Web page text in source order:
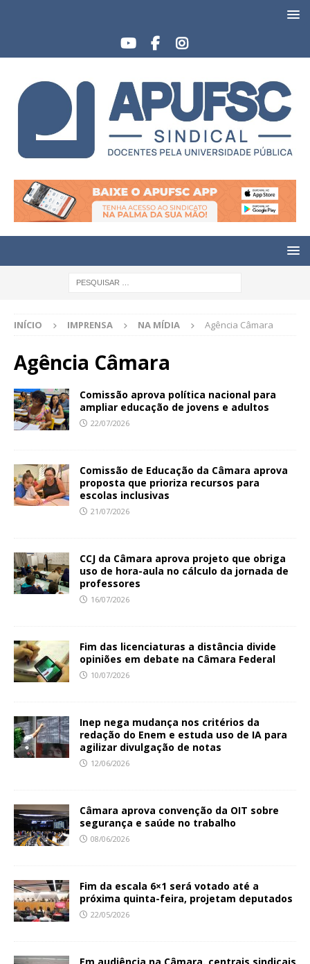
INÍCIO IMPRENSA NA MÍDIA Agência Câmara
Agência Câmara
Comissão aprova política nacional para
ampliar educação de jovens e adultos
22/07/2026
Comissão de Educação da Câmara aprova
proposta que prioriza recursos para
escolas inclusivas
21/07/2026
CCJ da Câmara aprova projeto que obriga
uso de hora-aula no cálculo da jornada de
professores
16/07/2026
Fim das licenciaturas a distância divide
opiniões em debate na Câmara Federal
10/07/2026
Inep nega mudança nos critérios da
redação do Enem e estuda uso de IA para
agilizar divulgação de notas
12/06/2026
Câmara aprova convenção da OIT sobre
segurança e saúde no trabalho
08/06/2026
Fim da escala 6×1 será votado até a
próxima quinta-feira, projetam deputados
22/05/2026